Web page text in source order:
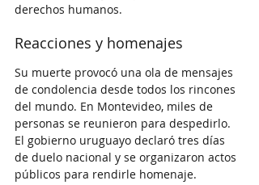
derechos humanos.
Reacciones y homenajes
Su muerte provocó una ola de mensajes
de condolencia desde todos los rincones
del mundo. En Montevideo, miles de
personas se reunieron para despedirlo.
El gobierno uruguayo declaró tres días
de duelo nacional y se organizaron actos
públicos para rendirle homenaje.